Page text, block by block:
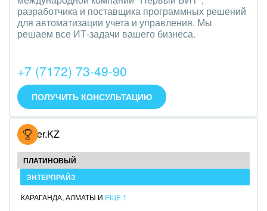
Трудоустройство
PR, маркетинг, реклама,
АПК и пищевая промышленность
Выставки, семинары, конференции
Горнодобывающая отрасль
Досуг, туризм и отдых
разработчика и поставщика программных решений
для автоматизации учета и управления. Мы
решаем все ИТ-задачи вашего бизнеса.
+7 (7172) 73-49-90
ПОЛУЧИТЬ КОНСУЛЬТАЦИЮ
Hoster.KZ
ПЛАТИНОВЫЙ
ЭНТЕРПРАЙЗ
КАРАГАНДА, АЛМАТЫ И ЕЩЕ 1